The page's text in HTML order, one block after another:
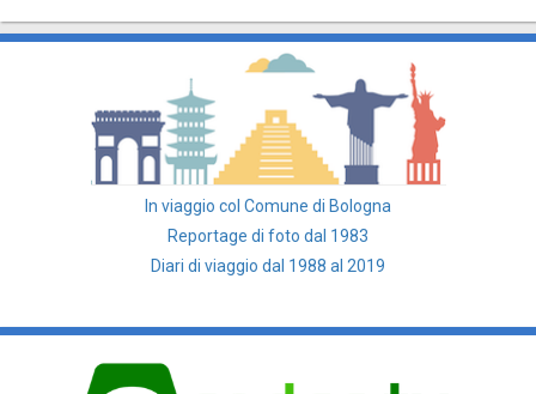
In viaggio col Comune di Bologna
Reportage di foto dal 1983
Diari di viaggio dal 1988 al 2019